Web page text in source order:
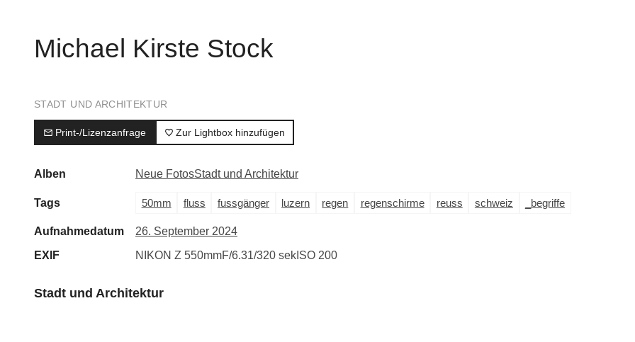
Michael Kirste Stock
STADT UND ARCHITEKTUR
Print-/Lizenzanfrage Zur Lightbox hinzufügen
Alben Neue FotosStadt und Architektur
Tags 50mm fluss fussgänger luzern regen regenschirme reuss schweiz _begriffe
Aufnahmedatum
26. September 2024
EXIF
NIKON Z 550mmF/6.31/320 sek ISO 200
Stadt und Architektur